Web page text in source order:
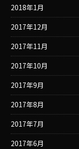
2018年1月
2017年12月
2017年11月
2017年10月
2017年9月
2017年8月
2017年7月
2017年6月